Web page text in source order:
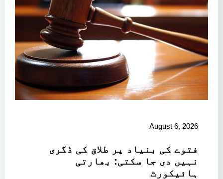
August 6, 2026
فتوے کی بنیاد پر طلاق کی ڈگری
نہیں دی جا سکتی: بھارتی
ہائیکورٹ